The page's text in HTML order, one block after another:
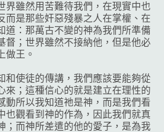
界雖然用苦難待我們，在現實中也
而是那些奸惡殘暴之人在掌權、在
道：那萬古不變的神為我們所準備
督；世界雖然不接納他，但是他必
做王。
和使徒的傳講，我們應該要能夠從
來；這種信心的就是建立在理性的
動所以我知道祂是神，而是我們看
也觀看到神的作為，因此我們就真
；而神所差遣的他的愛子，是為我